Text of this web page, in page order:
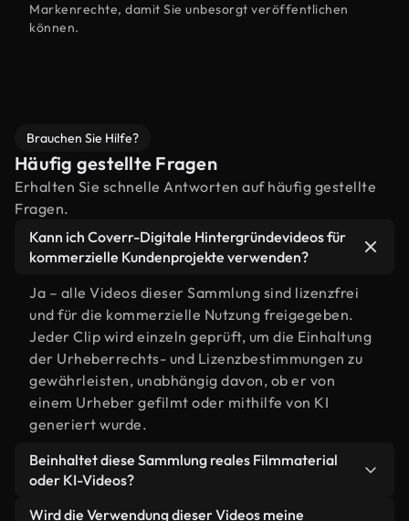
Markenrechte, damit Sie unbesorgt veröffentlichen
können.
Brauchen Sie Hilfe?
Häufig gestellte Fragen
Erhalten Sie schnelle Antworten auf häufig gestellte
Fragen.
Kann ich Coverr-Digitale Hintergründevideos für
kommerzielle Kundenprojekte verwenden?
Ja – alle Videos dieser Sammlung sind lizenzfrei
und für die kommerzielle Nutzung freigegeben.
Jeder Clip wird einzeln geprüft, um die Einhaltung
der Urheberrechts- und Lizenzbestimmungen zu
gewährleisten, unabhängig davon, ob er von
einem Urheber gefilmt oder mithilfe von KI
generiert wurde.
Beinhaltet diese Sammlung reales Filmmaterial
oder KI-Videos?
Beides. Es handelt sich um eine Hybridbibliothek
Wird die Verwendung dieser Videos meine